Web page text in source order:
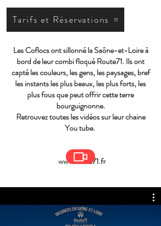
Tarifs et Réservations
Les Coflocs ont sillonné la Saône-et-Loire à
bord de leur combi floqué Route71. Ils ont
capté les couleurs, les gens, les paysages, bref
les instants les plus beaux, les plus forts, les
plus fous que peut offrir cette terre
bourguignonne.
Retrouvez toutes les vidéos sur leur chaine
You tube.
www.route71.fr